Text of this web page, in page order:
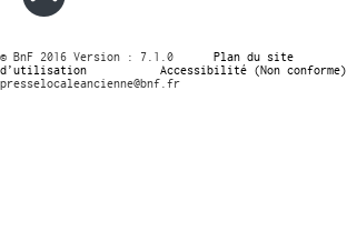
© BnF 2016 Version : 7.1.0 Plan du site
d’utilisation
Accessibilité (Non conforme)
presselocaleancienne@bnf.fr